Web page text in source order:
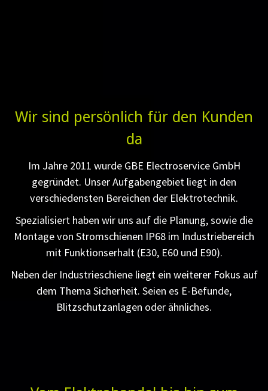
Wir sind persönlich für den Kunden
da
Im Jahre 2011 wurde GBE Electroservice GmbH
gegründet. Unser Aufgabengebiet liegt in den
verschiedensten Bereichen der Elektrotechnik.
Spezialisiert haben wir uns auf die Planung, sowie die
Montage von Stromschienen IP68 im Industriebereich
mit Funktionserhalt (E30, E60 und E90).
Neben der Industrieschiene liegt ein weiterer Fokus auf
dem Thema Sicherheit. Seien es E-Befunde,
Blitzschutzanlagen oder ähnliches.